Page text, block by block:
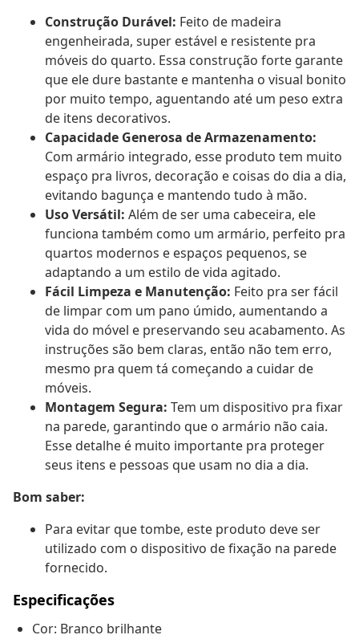
Construção Durável: Feito de madeira
engenheirada, super estável e resistente pra
móveis do quarto. Essa construção forte garante
que ele dure bastante e mantenha o visual bonito
por muito tempo, aguentando até um peso extra
de itens decorativos.
Capacidade Generosa de Armazenamento:
Com armário integrado, esse produto tem muito
espaço pra livros, decoração e coisas do dia a dia,
evitando bagunça e mantendo tudo à mão.
Uso Versátil: Além de ser uma cabeceira, ele
funciona também como um armário, perfeito pra
quartos modernos e espaços pequenos, se
adaptando a um estilo de vida agitado.
Fácil Limpeza e Manutenção: Feito pra ser fácil
de limpar com um pano úmido, aumentando a
vida do móvel e preservando seu acabamento. As
instruções são bem claras, então não tem erro,
mesmo pra quem tá começando a cuidar de
móveis.
Montagem Segura: Tem um dispositivo pra fixar
na parede, garantindo que o armário não caia.
Esse detalhe é muito importante pra proteger
seus itens e pessoas que usam no dia a dia.
Bom saber:
Para evitar que tombe, este produto deve ser
utilizado com o dispositivo de fixação na parede
fornecido.
Especificações
Cor: Branco brilhante